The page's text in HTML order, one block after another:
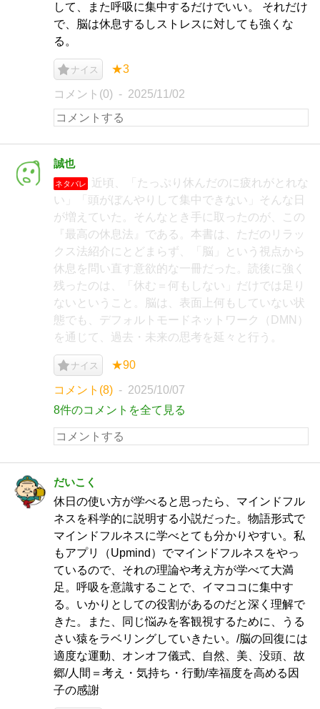
して、また呼吸に集中するだけでいい。 それだけ
で、脳は休息するしストレスに対しても強くな
る。
ナイス ★3
コメント(0) 2025/11/02
誠也
ネタバレ
近頃、「たっぷり休んだのに疲れがとれな
い」「頭がぼんやりして集中できない」そんな日
が増えていた。そんなとき手に取ったのが、この
『最高の休息法』である。本書は、ただのリラッ
クス法紹介にとどまらず、「脳」という視点から
休息を問い直す意欲的な一冊だった。読後に強く
残ったのは、「休む＝何もしない」だけでは足り
ないということ。脳は、表面上何もしていない状
態でも、デフォルトモードネットワーク（DMN）
を通じて、過去・未来の思考を延々と行う。
ナイス ★90
コメント(8)
2025/10/07
8件のコメントを全て見る
だいこく
休日の使い方が学べると思ったら、マインドフル
ネスを科学的に説明する小説だった。物語形式で
マインドフルネスに学べとても分かりやすい。私
もアプリ（Upmind）でマインドフルネスをやっ
ているので、それの理論や考え方が学べて大満
足。呼吸を意識することで、イマココに集中す
る。いかりとしての役割があるのだと深く理解で
きた。また、同じ悩みを客観視するために、うる
さい猿をラベリングしていきたい。/脳の回復には
適度な運動、オンオフ儀式、自然、美、没頭、故
郷/人間＝考え・気持ち・行動/幸福度を高める因
子の感謝